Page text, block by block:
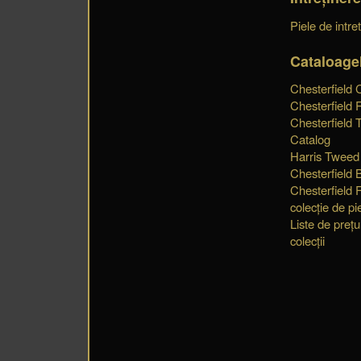
Piele de
Chesterfield
Chesterfield
Chesterfield
Catalog
Harris
Chesterfield
Chesterfield
colecție de
Liste de
colecții